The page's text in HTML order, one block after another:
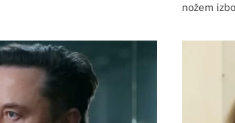
nožem